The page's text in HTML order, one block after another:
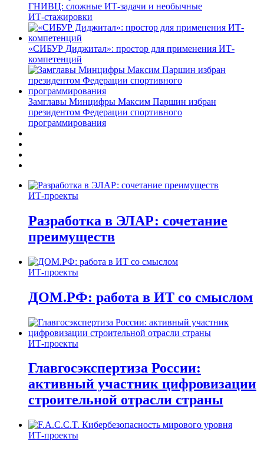
ГНИВЦ: сложные ИТ‑задачи и необычные
ИТ‑стажировки
«СИБУР Диджитал»: простор для применения ИТ-
компетенций
Замглавы Минцифры Максим Паршин избран
президентом Федерации спортивного
программирования
ИТ-проекты
Разработка в ЭЛАР: сочетание
преимуществ
ИТ-проекты
ДОМ.РФ: работа в ИТ со смыслом
ИТ-проекты
Главгосэкспертиза России:
активный участник цифровизации
строительной отрасли страны
ИТ-проекты